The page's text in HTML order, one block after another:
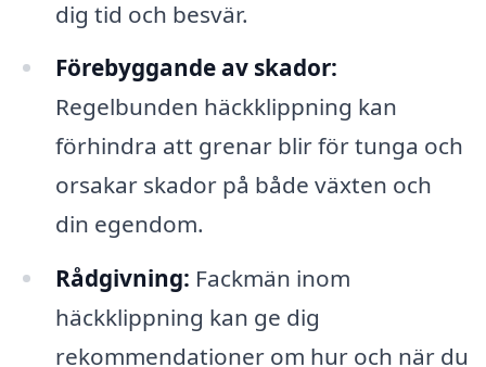
dig tid och besvär.
Förebyggande av skador:
Regelbunden häckklippning kan
förhindra att grenar blir för tunga och
orsakar skador på både växten och
din egendom.
Rådgivning: Fackmän inom
häckklippning kan ge dig
rekommendationer om hur och när du